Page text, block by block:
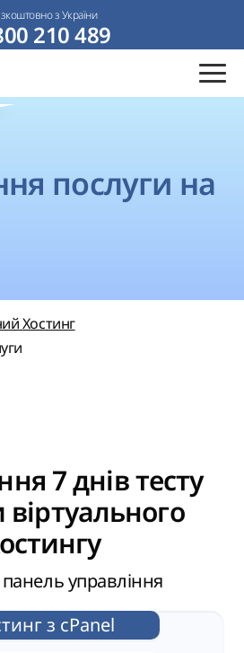
з України
210 489
послуги на
Хостинг
7 днів тесту
віртуального
управління
з сPanel